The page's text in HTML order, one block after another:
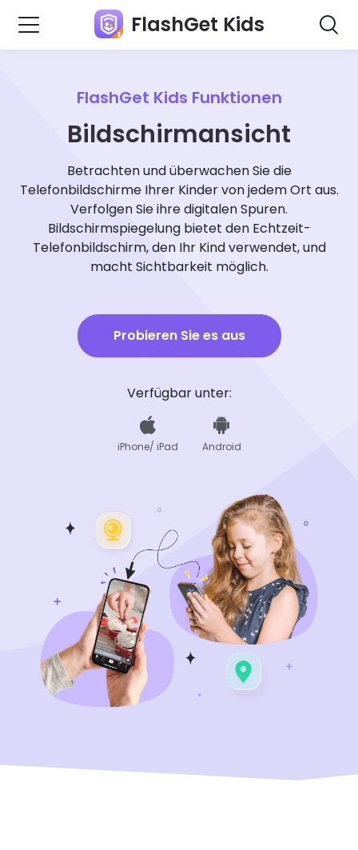
FlashGet Kids
FlashGet Kids Funktionen
Bildschirmansicht
Betrachten und überwachen Sie die
Telefonbildschirme Ihrer Kinder von jedem Ort aus.
Verfolgen Sie ihre digitalen Spuren.
Bildschirmspiegelung bietet den Echtzeit-
Telefonbildschirm, den Ihr Kind verwendet, und
macht Sichtbarkeit möglich.
Probieren Sie es aus
Verfügbar unter:
iPhone/ iPad Android